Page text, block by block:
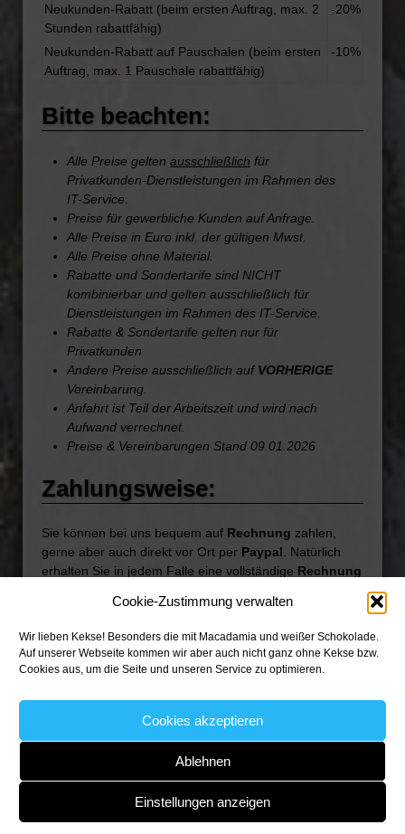
Cookie-Zustimmung verwalten
Wir lieben Kekse! Besonders die mit Macadamia und weißer Schokolade.
Auf unserer Webseite kommen wir aber auch nicht ganz ohne Kekse bzw.
Cookies aus, um die Seite und unseren Service zu optimieren.
Cookies akzeptieren
Ablehnen
Einstellungen anzeigen
Neukunden-Rabatt (beim ersten Auftrag, max. 2
Stunden rabattfähig)
-20%
Neukunden-Rabatt auf Pauschalen (beim ersten
Auftrag, max. 1 Pauschale rabattfähig)
-10%
Bitte beachten:
Alle Preise gelten ausschließlich für
Privatkunden-Dienstleistungen im Rahmen des
IT-Service.
Preise für gewerbliche Kunden auf Anfrage.
Alle Preise in Euro inkl. der gültigen Mwst.
Alle Preise ohne Material.
Rabatte und Sondertarife sind NICHT
kombinierbar und gelten ausschließlich für
Dienstleistungen im Rahmen des IT-Service.
Rabatte & Sondertarife gelten nur für
Privatkunden
Andere Preise ausschließlich auf VORHERIGE
Vereinbarung.
Anfahrt ist Teil der Arbeitszeit und wird nach
Aufwand verrechnet.
Preise & Vereinbarungen Stand 09.01.2026
Zahlungsweise:
Sie können bei uns bequem auf Rechnung zahlen,
gerne aber auch direkt vor Ort per Paypal. Natürlich
erhalten Sie in jedem Falle eine vollständige Rechnung
Paypal-
↑
Impressum Datenschutzerklärung Wer ist